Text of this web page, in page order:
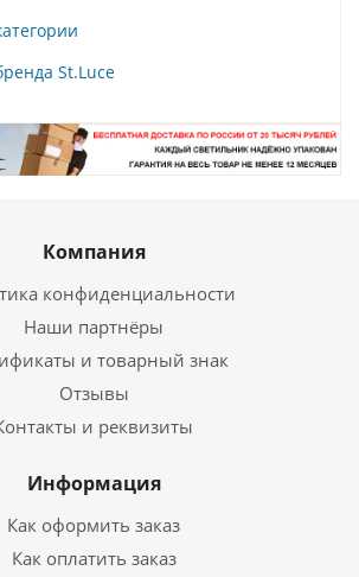
St.Luce
Компания
конфиденциальности
Наши партнёры
и товарный знак
Отзывы
и реквизиты
Информация
Как оформить заказ
Как оплатить заказ